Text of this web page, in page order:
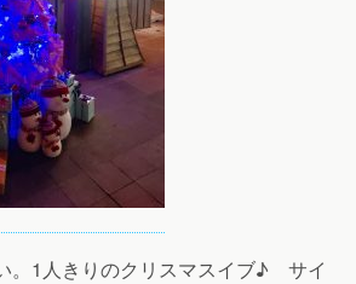
。1人きりのクリスマスイブ♪ サイ